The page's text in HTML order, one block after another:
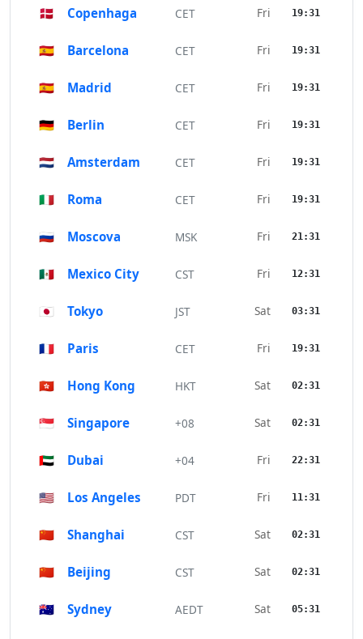
🇩🇰 Copenhaga CET Fri 19:31
🇪🇸 Barcelona CET Fri 19:31
🇪🇸 Madrid CET Fri 19:31
🇩🇪 Berlin CET Fri 19:31
🇳🇱 Amsterdam CET Fri 19:31
🇮🇹 Roma CET Fri 19:31
🇷🇺 Moscova MSK Fri 21:31
🇲🇽 Mexico City CST Fri 12:31
🇯🇵 Tokyo JST Sat 03:31
🇫🇷 Paris CET Fri 19:31
🇭🇰 Hong Kong HKT Sat 02:31
🇸🇬 Singapore +08 Sat 02:31
🇦🇪 Dubai +04 Fri 22:31
🇺🇸 Los Angeles PDT Fri 11:31
🇨🇳 Shanghai CST Sat 02:31
🇨🇳 Beijing CST Sat 02:31
🇦🇺 Sydney AEDT Sat 05:31